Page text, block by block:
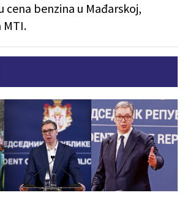
benzina u Mađarskoj,
MTI.